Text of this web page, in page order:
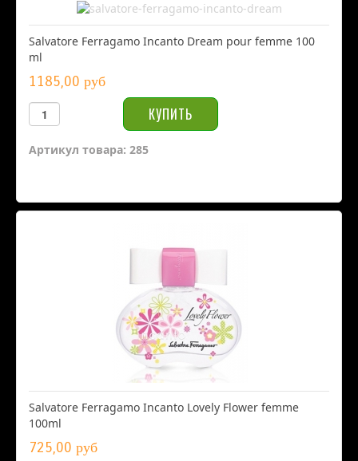
Salvatore Ferragamo Incanto Dream pour femme 100
ml
1185,00 руб
Артикул товара: 285
Salvatore Ferragamo Incanto Lovely Flower femme
100ml
725,00 руб